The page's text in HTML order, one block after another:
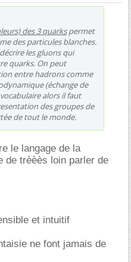
des 3 quarkspermet
des particules blanches.
les gluons qui
quarks. On peut
entre hadrons comme
(échange de
alors il faut
des groupes de
de tout le monde.
le langage de la
de trèèès loin parler de
et intuitif
ne font jamais de